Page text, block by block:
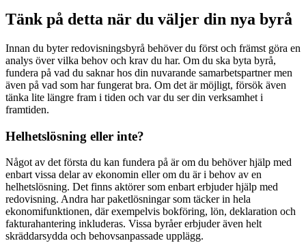
Tänk på detta när du väljer din nya byrå
Innan du byter redovisningsbyrå behöver du först och främst göra en
analys över vilka behov och krav du har. Om du ska byta byrå,
fundera på vad du saknar hos din nuvarande samarbetspartner men
även på vad som har fungerat bra. Om det är möjligt, försök även
tänka lite längre fram i tiden och var du ser din verksamhet i
framtiden.
Helhetslösning eller inte?
Något av det första du kan fundera på är om du behöver hjälp med
enbart vissa delar av ekonomin eller om du är i behov av en
helhetslösning. Det finns aktörer som enbart erbjuder hjälp med
redovisning. Andra har paketlösningar som täcker in hela
ekonomifunktionen, där exempelvis bokföring, lön, deklaration och
fakturahantering inkluderas. Vissa byråer erbjuder även helt
skräddarsydda och behovsanpassade upplägg.